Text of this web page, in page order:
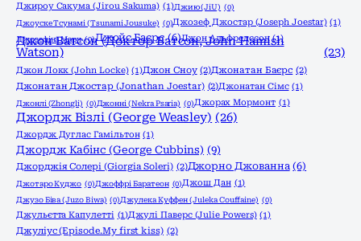
Джироу Сакума (Jirou Sakuma) (1)Джию (JiU) (0)
Джоyске Тсунамі (Tsunami Jousuke) (0)Джозеф Джостар (Joseph Joestar) (1)
Джозефіна Марч (0)Джойс Баєрс (6)Джон Альфредссон (1)
Джон Ватсон (Доктор Ватсон, John Hamish
Watson)
(23)
Джон Локк (John Locke) (1)Джон Сноу (2)Джонатан Баєрс (2)
Джонатан Джостар (Jonathan Joestar) (2)Джонатан Сімс (1)
Джонлі (Zhongli) (0)Джонні (Nekra Psaria) (0)Джорах Мормонт (1)
Джордж Візлі (George Weasley) (26)
Джордж Дуглас Гамільтон (1)
Джордж Кабінс (George Cubbins) (9)
Джорджія Солері (Giorgia Soleri) (2)Джорно Джованна (6)
Джотаро Куджо (0)Джоффрі Баратеон (0)Джош Дан (1)
Джузо Біва (Juzo Biwa) (0)Джулека Куффен (Juleka Couffaine) (0)
Джульєтта Капулетті (1)Джулі Паверс (Julie Powers) (1)
Джуліус (Episode.My first kiss) (2)